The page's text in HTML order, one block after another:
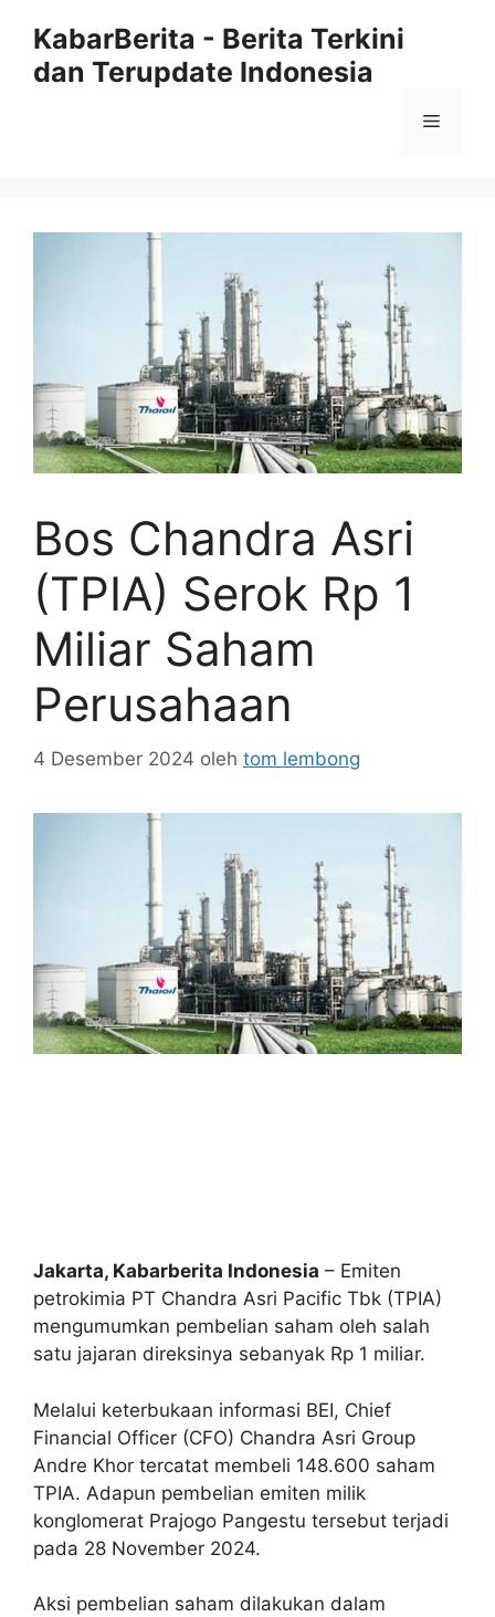
KabarBerita - Berita Terkini
dan Terupdate Indonesia
Menu
Bos Chandra Asri
(TPIA) Serok Rp 1
Miliar Saham
Perusahaan
4 Desember 2024 oleh tom lembong
Jakarta, Kabarberita Indonesia – Emiten
petrokimia PT Chandra Asri Pacific Tbk (TPIA)
mengumumkan pembelian saham oleh salah
satu jajaran direksinya sebanyak Rp 1 miliar.
Melalui keterbukaan informasi BEI, Chief
Financial Officer (CFO) Chandra Asri Group
Andre Khor tercatat membeli 148.600 saham
TPIA. Adapun pembelian emiten milik
konglomerat Prajogo Pangestu tersebut terjadi
pada 28 November 2024.
Aksi pembelian saham dilakukan dalam